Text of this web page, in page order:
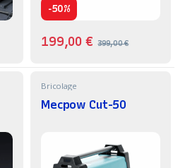
-50%
199,00€ 399,00€
Bricolage
Mecpow Cut-50